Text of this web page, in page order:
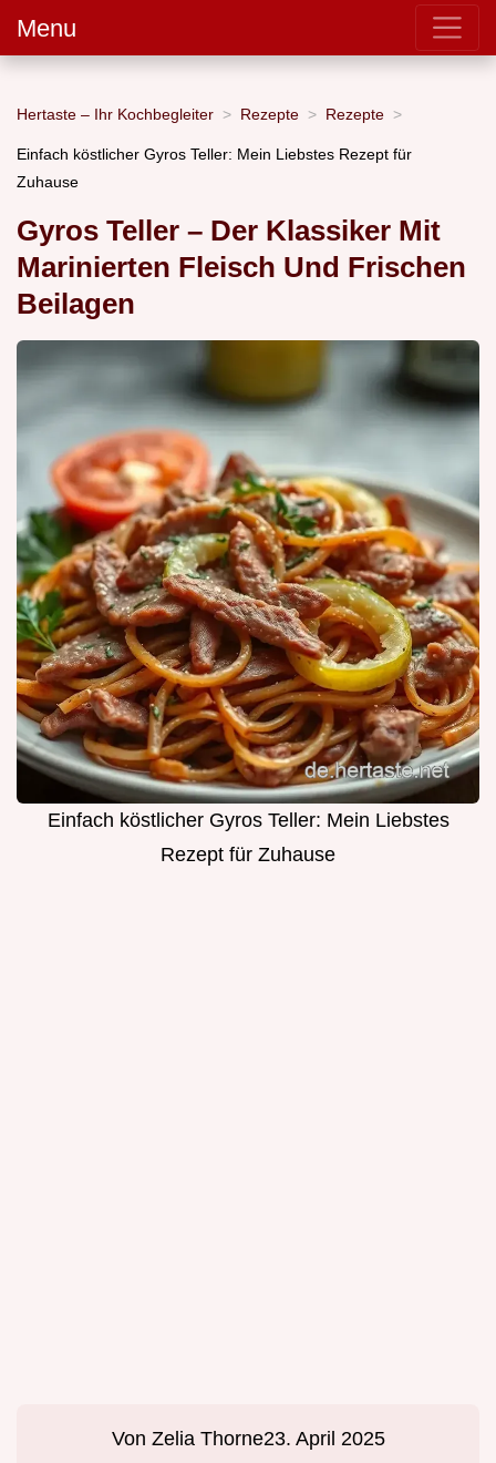
Menu
Hertaste – Ihr Kochbegleiter Rezepte Rezepte
Einfach köstlicher Gyros Teller: Mein Liebstes Rezept für
Zuhause
Gyros Teller – Der Klassiker Mit
Marinierten Fleisch Und Frischen
Beilagen
Einfach köstlicher Gyros Teller: Mein Liebstes
Rezept für Zuhause
Von Zelia Thorne23. April 2025